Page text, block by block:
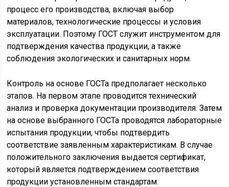
процесс его производства, включая выбор
материалов, технологические процессы и условия
эксплуатации. Поэтому ГОСТ служит инструментом для
подтверждения качества продукции, а также
соблюдения экологических и санитарных норм.
Контроль на основе ГОСТа предполагает несколько
этапов. На первом этапе проводится технический
анализ и проверка документации производителя. Затем
на основе выбранного ГОСТа проводятся лабораторные
испытания продукции, чтобы подтвердить
соответствие заявленным характеристикам. В случае
положительного заключения выдается сертификат,
который является подтверждением соответствия
продукции установленным стандартам.